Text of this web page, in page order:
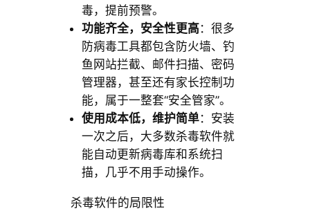
毒，提前预警。
功能齐全，安全性更高：很多
防病毒工具都包含防火墙、钓
鱼网站拦截、邮件扫描、密码
管理器，甚至还有家长控制功
能，属于一整套“安全管家”。
使用成本低，维护简单：安装
一次之后，大多数杀毒软件就
能自动更新病毒库和系统扫
描，几乎不用手动操作。
杀毒软件的局限性